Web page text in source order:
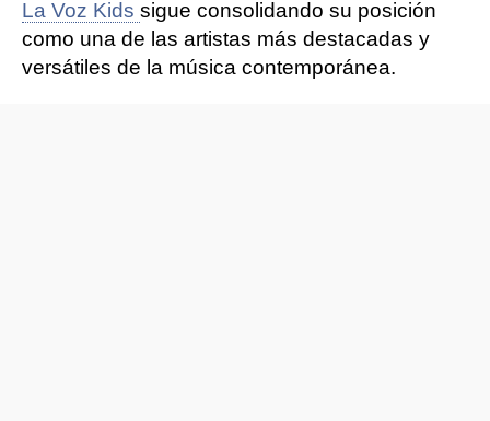
La Voz Kids sigue consolidando su posición
como una de las artistas más destacadas y
versátiles de la música contemporánea.